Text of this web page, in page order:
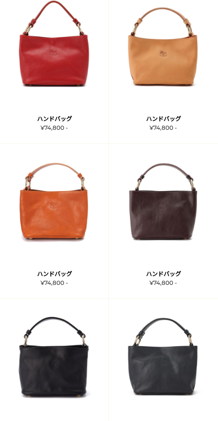
ハンドバッグ
¥74,800 -
ハンドバッグ
¥74,800 -
ハンドバッグ
¥74,800 -
ハンドバッグ
¥74,800 -